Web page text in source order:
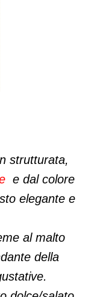
strutturata,
e dal colore
elegante e
al malto
della